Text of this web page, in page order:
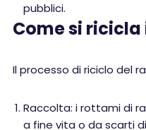
pubblici.
Come si ricicla
Il processo di riciclo del
Raccolta: i rottami di
a fine vita o da scarti